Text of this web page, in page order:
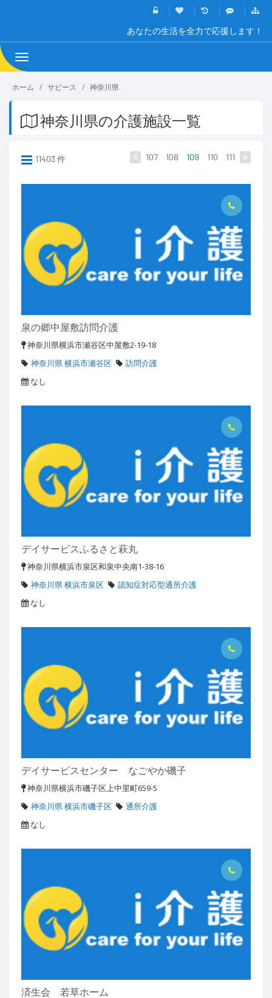
あなたの生活を全力で応援します！
Toggle
navigation
ホーム サビース 神奈川県
神奈川県の介護施設一覧
11403 件 107 108 109 110 111
泉の郷中屋敷訪問介護
神奈川県横浜市瀬谷区中屋敷2-19-18
神奈川県 横浜市瀬谷区
訪問介護
なし
デイサービスふるさと萩丸
神奈川県横浜市泉区和泉中央南1-38-16
神奈川県 横浜市泉区
認知症対応型通所介護
なし
デイサービスセンター なごやか磯子
神奈川県横浜市磯子区上中里町659-5
神奈川県 横浜市磯子区
通所介護
なし
済生会 若草ホーム